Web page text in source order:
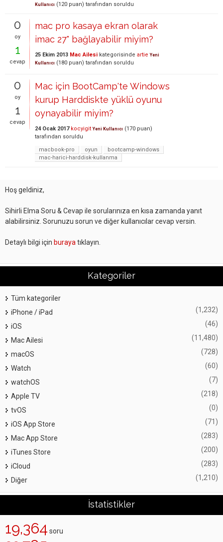
Kullanıcı (120 puan) tarafından soruldu
0
oy
1
cevap
mac pro kasaya ekran olarak
imac 27" bağlayabilir miyim?
25 Ekim 2013 Mac Ailesi kategorisinde artie Yeni
Kullanıcı (180 puan) tarafından soruldu
0
oy
1
cevap
Mac için BootCamp'te Windows
kurup Harddiskte yüklü oyunu
oynayabilir miyim?
24 Ocak 2017 kocyigit Yeni Kullanıcı (170 puan)
tarafından soruldu
macbook-pro
oyun
bootcamp-windows
mac-harici-harddisk-kullanma
Hoş geldiniz,
Sihirli Elma Soru & Cevap ile sorularınıza en kısa zamanda yanıt
alabilirsiniz. Sorunuzu sorun ve diğer kullanıcılar cevap versin.
Detaylı bilgi için buraya tıklayın.
Kategoriler
Tüm kategoriler
iPhone / iPad
(1,232)
iOS (46)
Mac Ailesi (11,480)
macOS (728)
Watch (60)
watchOS (7)
Apple TV (218)
tvOS (0)
iOS App Store (71)
Mac App Store (283)
iTunes Store (200)
iCloud (283)
Diğer (1,210)
İstatistikler
19,364 soru